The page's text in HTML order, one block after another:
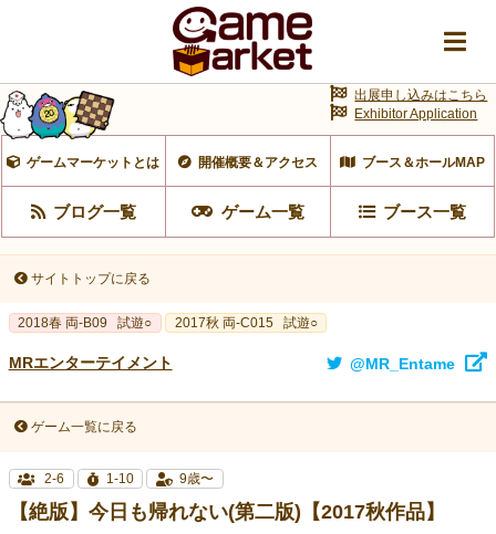
ゲームマーケットとは 開催概要＆アクセス ブース＆ホールMAP
ブログ一覧 ゲーム一覧 ブース一覧
出展申し込みはこちら
Exhibitor Application
サイトトップに戻る
2018春 両-B09 試遊○ 2017秋 両-C015 試遊○
MRエンターテイメント @MR_Entame
ゲーム一覧に戻る
2-6 1-10 9歳〜
【絶版】今日も帰れない(第二版)【2017秋作品】